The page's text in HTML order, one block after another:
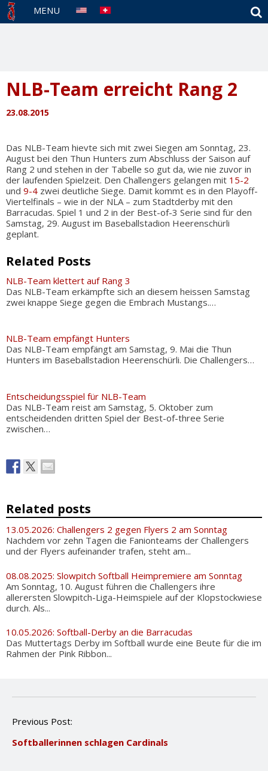
MENU
NLB-Team erreicht Rang 2
23.08.2015
Das NLB-Team hievte sich mit zwei Siegen am Sonntag, 23.
August bei den Thun Hunters zum Abschluss der Saison auf
Rang 2 und stehen in der Tabelle so gut da, wie nie zuvor in
der laufenden Spielzeit. Den Challengers gelangen mit 15-2
und 9-4 zwei deutliche Siege. Damit kommt es in den Playoff-
Viertelfinals – wie in der NLA – zum Stadtderby mit den
Barracudas. Spiel 1 und 2 in der Best-of-3 Serie sind für den
Samstag, 29. August im Baseballstadion Heerenschürli
geplant.
Related Posts
NLB-Team klettert auf Rang 3
Das NLB-Team erkämpfte sich an diesem heissen Samstag
zwei knappe Siege gegen die Embrach Mustangs.…
NLB-Team empfängt Hunters
Das NLB-Team empfängt am Samstag, 9. Mai die Thun
Hunters im Baseballstadion Heerenschürli. Die Challengers…
Entscheidungsspiel für NLB-Team
Das NLB-Team reist am Samstag, 5. Oktober zum
entscheidenden dritten Spiel der Best-of-three Serie
zwischen…
Related posts
13.05.2026: Challengers 2 gegen Flyers 2 am Sonntag
Nachdem vor zehn Tagen die Fanionteams der Challengers
und der Flyers aufeinander trafen, steht am...
08.08.2025: Slowpitch Softball Heimpremiere am Sonntag
Am Sonntag, 10. August führen die Challengers ihre
allerersten Slowpitch-Liga-Heimspiele auf der Klopstockwiese
durch. Als...
10.05.2026: Softball-Derby an die Barracudas
Das Muttertags Derby im Softball wurde eine Beute für die im
Rahmen der Pink Ribbon...
P
s
Previous Post:
Softballerinnen schlagen Cardinals